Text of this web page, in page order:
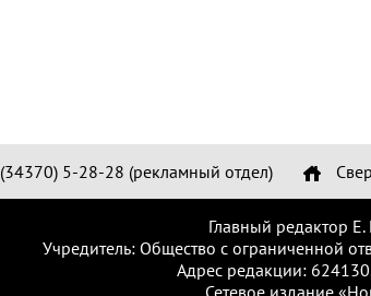
(34370) 5-28-28 (рекламный отдел)
Главный редактор
Учредитель: Общество с ограниченной
Адрес редакции: